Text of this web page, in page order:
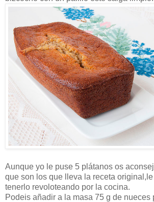
Aunque yo le puse 5 plátanos os
que son los que lleva la receta
tenerlo revoloteando por la cocina.
Podeis añadir a la masa 75 g de nueces